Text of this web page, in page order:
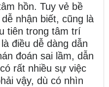
hồn. Tuy vẻ bề
nhận biết, cũng là
tiên trong tâm trí
điều dễ dàng dẫn
đoán sai lầm, dẫn
rất nhiều sự việc
vậy, dù có nhìn